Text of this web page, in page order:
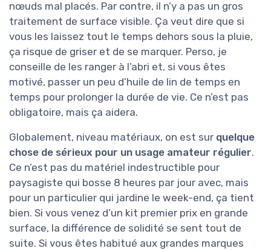
nœuds mal placés. Par contre, il n’y a pas un gros
traitement de surface visible. Ça veut dire que si
vous les laissez tout le temps dehors sous la pluie,
ça risque de griser et de se marquer. Perso, je
conseille de les ranger à l’abri et, si vous êtes
motivé, passer un peu d’huile de lin de temps en
temps pour prolonger la durée de vie. Ce n’est pas
obligatoire, mais ça aidera.
Globalement, niveau matériaux, on est sur quelque
chose de sérieux pour un usage amateur régulier.
Ce n’est pas du matériel indestructible pour
paysagiste qui bosse 8 heures par jour avec, mais
pour un particulier qui jardine le week-end, ça tient
bien. Si vous venez d’un kit premier prix en grande
surface, la différence de solidité se sent tout de
suite. Si vous êtes habitué aux grandes marques